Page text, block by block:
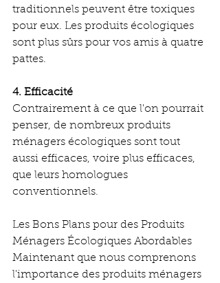
traditionnels peuvent être toxiques
pour eux. Les produits écologiques
sont plus sûrs pour vos amis à quatre
pattes.
4. Efficacité
Contrairement à ce que l'on pourrait
penser, de nombreux produits
ménagers écologiques sont tout
aussi efficaces, voire plus efficaces,
que leurs homologues
conventionnels.
Les Bons Plans pour des Produits
Ménagers Écologiques Abordables
Maintenant que nous comprenons
l'importance des produits ménagers